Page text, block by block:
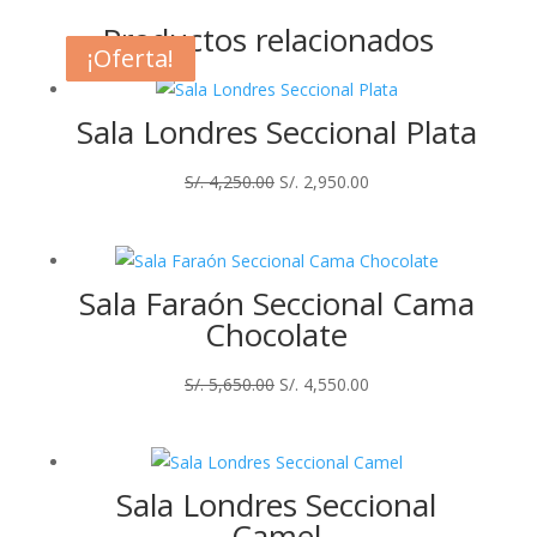
Productos relacionados
¡Oferta!
Sala Londres Seccional Plata
S/.4,250.00 El
era:
S/. 4,250.00.
S/. 2,950.00El
es:
S/. 2,950.00.
¡Oferta!
Sala Faraón Seccional Cama
Chocolate
S/.5,650.00 El
era:
S/. 5,650.00.
S/. 4,550.00El
es:
S/. 4,550.00.
¡Oferta!
Sala Londres Seccional
¡Oferta!